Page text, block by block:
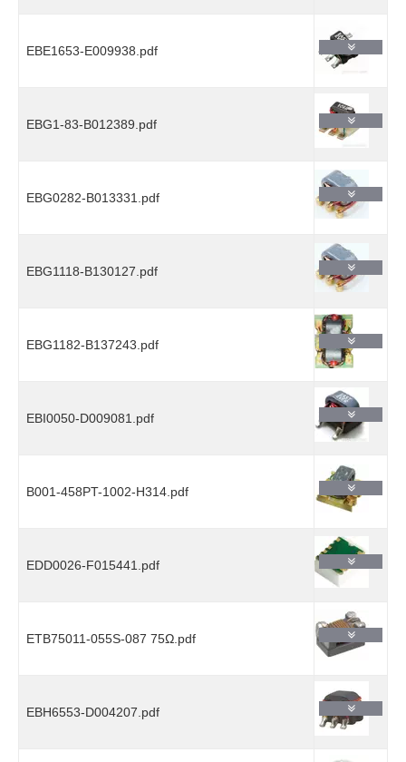
EBE1653-E009938.pdf
EBG1-83-B012389.pdf
EBG0282-B013331.pdf
EBG1118-B130127.pdf
EBG1182-B137243.pdf
EBI0050-D009081.pdf
B001-458PT-1002-H314.pdf
EDD0026-F015441.pdf
ETB75011-055S-087 75Ω.pdf
EBH6553-D004207.pdf